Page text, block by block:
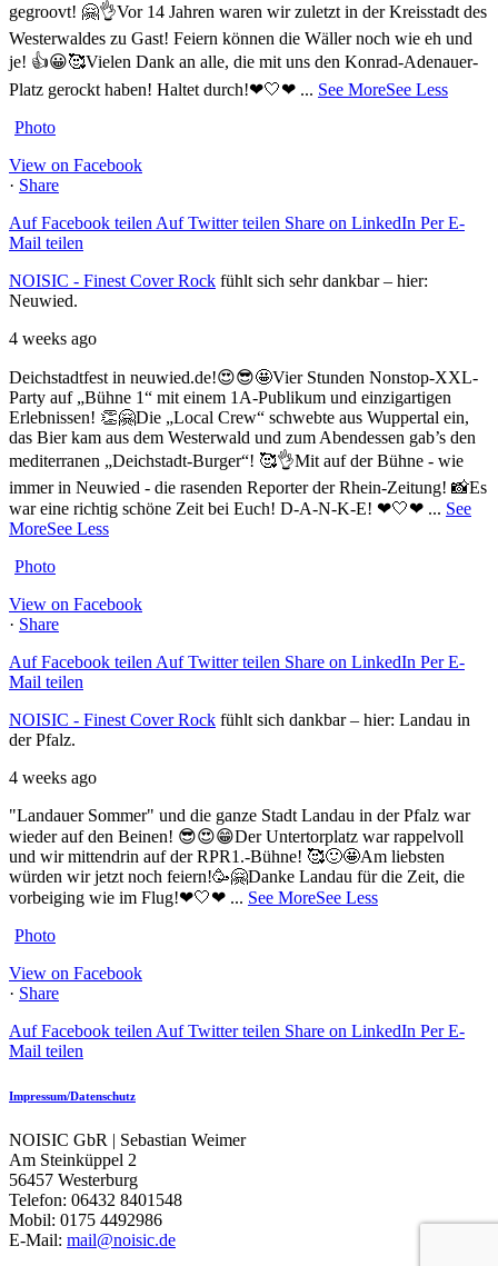
gegroovt! 🤗👌Vor 14 Jahren waren wir zuletzt in der Kreisstadt des
Westerwaldes zu Gast! Feiern können die Wäller noch wie eh und
je! 👍😀🥰Vielen Dank an alle, die mit uns den Konrad-Adenauer-
Platz gerockt haben! Haltet durch!❤🤍❤ ... See MoreSee Less
Photo
View on Facebook
· Share
Auf Facebook teilen Auf Twitter teilen Share on LinkedIn Per E-
Mail teilen
NOISIC - Finest Cover Rock fühlt sich sehr dankbar – hier:
Neuwied.
4 weeks ago
Deichstadtfest in neuwied.de!😍😎🤩Vier Stunden Nonstop-XXL-
Party auf „Bühne 1“ mit einem 1A-Publikum und einzigartigen
Erlebnissen! 👏🤗Die „Local Crew“ schwebte aus Wuppertal ein,
das Bier kam aus dem Westerwald und zum Abendessen gab’s den
mediterranen „Deichstadt-Burger“! 🥰👌Mit auf der Bühne - wie
immer in Neuwied - die rasenden Reporter der Rhein-Zeitung! 📸Es
war eine richtig schöne Zeit bei Euch! D-A-N-K-E! ❤🤍❤ ... See
MoreSee Less
Photo
View on Facebook
· Share
Auf Facebook teilen Auf Twitter teilen Share on LinkedIn Per E-
Mail teilen
NOISIC - Finest Cover Rock fühlt sich dankbar – hier: Landau in
der Pfalz.
4 weeks ago
"Landauer Sommer" und die ganze Stadt Landau in der Pfalz war
wieder auf den Beinen! 😎😍😁Der Untertorplatz war rappelvoll
und wir mittendrin auf der RPR1.-Bühne! 🥰🙂🤩Am liebsten
würden wir jetzt noch feiern!🥳🤗Danke Landau für die Zeit, die
vorbeiging wie im Flug!❤🤍❤ ... See MoreSee Less
Photo
View on Facebook
· Share
Auf Facebook teilen Auf Twitter teilen Share on LinkedIn Per E-
Mail teilen
Impressum/Datenschutz
NOISIC GbR | Sebastian Weimer
Am Steinküppel 2
56457 Westerburg
Telefon: 06432 8401548
Mobil: 0175 4492986
E-Mail: mail@noisic.de